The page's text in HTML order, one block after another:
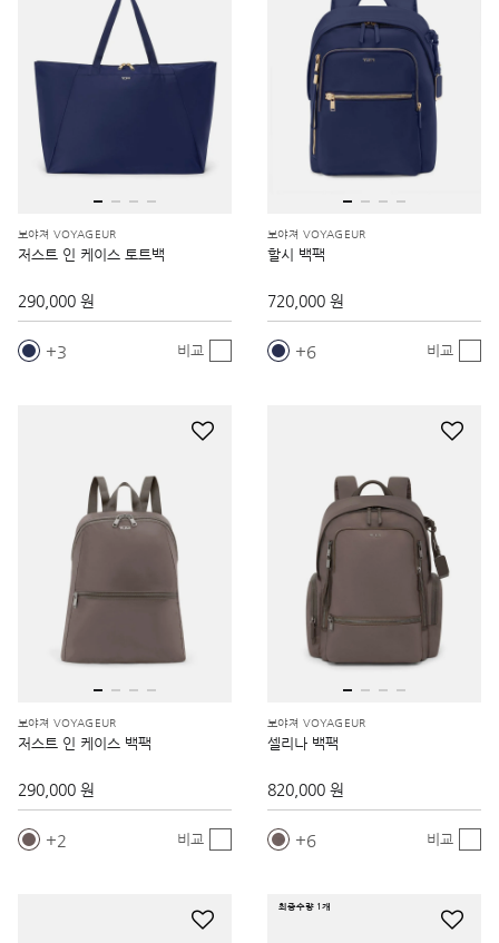
보야져 VOYAGEUR
저스트 인 케이스 토트백
290,000 원
3 비교
보야져 VOYAGEUR
할시 백팩
720,000 원
6 비교
보야져 VOYAGEUR
저스트 인 케이스 백팩
290,000 원
2 비교
보야져 VOYAGEUR
셀리나 백팩
820,000 원
6 비교
최종수량 1개